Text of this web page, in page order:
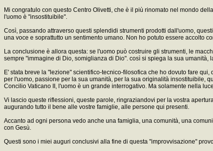
Mi congratulo con questo Centro Olivetti, che è il più rinomato nel mondo
l'uomo è "insostituibile".
Così, passando attraverso questi splendidi strumenti prodotti dall'uomo,
una voce e soprattutto un sentimento umano. Non ho potuto essere accolto
La conclusione è allora questa: se l'uomo può costruire gli strumenti, le
sempre "immagine di Dio, somiglianza di Dio". così si spiega la sua umanità,
E' stata breve la "lezione" scientifico-tecnico-filosofica che ho dovuto fare
per l'uomo, passione per la sua umanità, per la sua originalità insostituibile,
Concilio Vaticano II, l'uomo è un grande interrogativo. Ma solamente nella
Vi lascio queste riflessioni, queste parole, ringraziandovi per la vostra
augurando tutto il bene alle vostre famiglie, alle persone qui presenti.
Accanto ad ogni persona vedo anche una famiglia, una comunità, una
con Gesù.
Questi sono i miei auguri conclusivi alla fine di questa "improvvisazione"